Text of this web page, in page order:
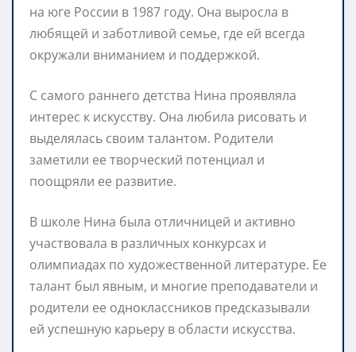
на юге России в 1987 году. Она выросла в
любящей и заботливой семье, где ей всегда
окружали вниманием и поддержкой.
С самого раннего детства Нина проявляла
интерес к искусству. Она любила рисовать и
выделялась своим талантом. Родители
заметили ее творческий потенциал и
поощряли ее развитие.
В школе Нина была отличницей и активно
участвовала в различных конкурсах и
олимпиадах по художественной литературе. Ее
талант был явным, и многие преподаватели и
родители ее одноклассников предсказывали
ей успешную карьеру в области искусства.